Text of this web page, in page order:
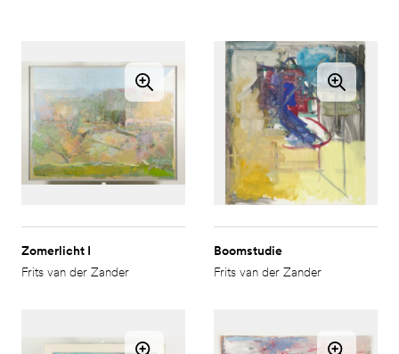
Zomerlicht I
Frits van der Zander
Boomstudie
Frits van der Zander